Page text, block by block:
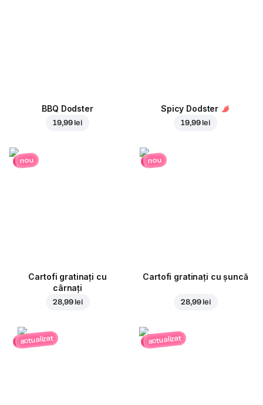
BBQ Dodster
19,99 lei
Spicy Dodster
19,99 lei
nou
Cartofi gratinați cu
cârnați
28,99 lei
nou
Cartofi gratinați cu șuncă
28,99 lei
actualizat actualizat